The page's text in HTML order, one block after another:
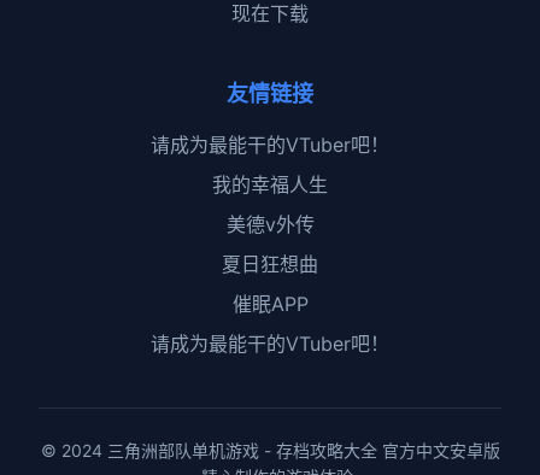
现在下载
友情链接
请成为最能干的VTuber吧！
我的幸福人生
美德v外传
夏日狂想曲
催眠APP
请成为最能干的VTuber吧！
© 2024 三角洲部队单机游戏 - 存档攻略大全 官方中文安卓版